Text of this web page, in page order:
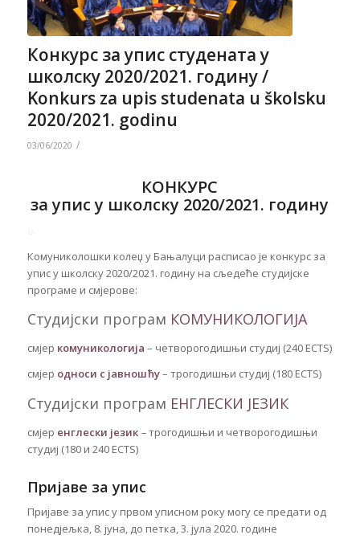
Конкурс за упис студената у
школску 2020/2021. годину /
Konkurs za upis studenata u školsku
2020/2021. godinu
03/06/2020 /
КОНКУРС
за упис у школску 2020/2021. годину
Комуниколошки колеџ у Бањалуци расписао је конкурс за
упис у школску 2020/2021. годину на сљедеће студијске
програме и смјерове:
Студијски програм КОМУНИКОЛОГИЈА
смјер комуникологија – четворогодишњи студиј (240 ECTS)
смјер односи с јавношћу– трогодишњи студиј (180 ECTS)
Студијски програм ЕНГЛЕСКИ ЈЕЗИК
смјер енглески језик –трогодишњи и четворогодишњи
студиј (180 и 240 ECTS)
Пријаве за упис
Пријаве за упис у првом уписном року могу се предати од
понедјељка, 8. јуна, до петка, 3. јула 2020. године